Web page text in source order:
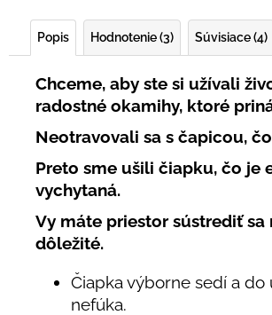
Popis Hodnotenie (3) Súvisiace (4)
Chceme, aby ste si užívali
radostné okamihy, ktoré
Neotravovali sa s čapicou,
Preto sme ušili čiapku, čo je
vychytaná.
Vy máte priestor sústrediť sa
dôležité.
Čiapka výborne sedí a do
nefúka.